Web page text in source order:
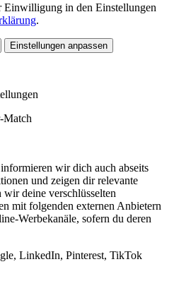
in den Einstellungen
.
Einstellungen anpassen
Match
wir dich auch abseits
und zeigen dir relevante
deine verschlüsselten
mit folgenden externen Anbietern
Werbekanäle, sofern du deren
LinkedIn, Pinterest, TikTok